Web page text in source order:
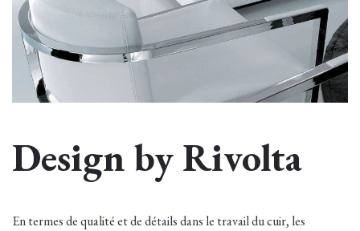
Design by Rivolta
En termes de qualité et de détails dans le travail du cuir, les